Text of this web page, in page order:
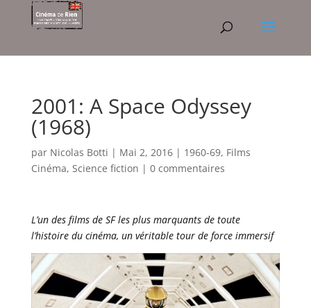
2001: A Space Odyssey
(1968)
par Nicolas Botti | Mai 2, 2016| 1960-69, Films
Cinéma, Science fiction | 0 commentaires
L’un des films de SF les plus marquants de toute
l’histoire du cinéma, un véritable tour de force immersif